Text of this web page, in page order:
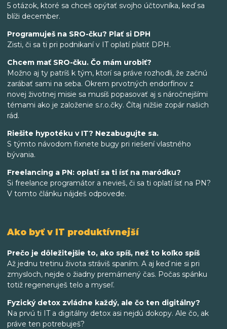
5 otázok, ktoré sa chceš opýtať svojho účtovníka, keď sa
blíži december.
Programuješ na SRO-čku? Plať si DPH
Zisti, či sa ti pri podnikaní v IT oplatí platiť DPH.
Chcem mať SRO-čku. Čo mám urobiť?
Možno aj ty patríš k tým, ktorí sa práve rozhodli, že začnú
zarábať sami na seba. Okrem prvotných endorfínov z
novej životnej misie sa musíš popasovať aj s náročnejšími
témami ako je založenie s.r.o.čky. Čítaj nižšie zopár našich
rád.
Riešite hypotéku v IT? Nezabugujte sa.
S týmto návodom fixnete bugy pri riešení vlastného
bývania.
Freelancing a PN: oplatí sa ti ísť na maródku?
Si freelance programátor a nevieš, či sa ti oplatí ísť na PN?
V tomto článku nájdeš odpovede.
Ako byť v IT produktívnejší
Prečo je dôležitejšie to, ako spíš, než to koľko spíš
Až jednu tretinu života stráviš spaním. A aj keď nie si pri
zmysloch, nejde o žiadny premárnený čas. Počas spánku
totiž regeneruješ telo a myseľ.
Fyzický detox zvládne každý, ale čo ten digitálny?
Na prvú ti IT a digitálny detox asi nejdú dokopy. Ale čo, ak
práve ten potrebuješ?